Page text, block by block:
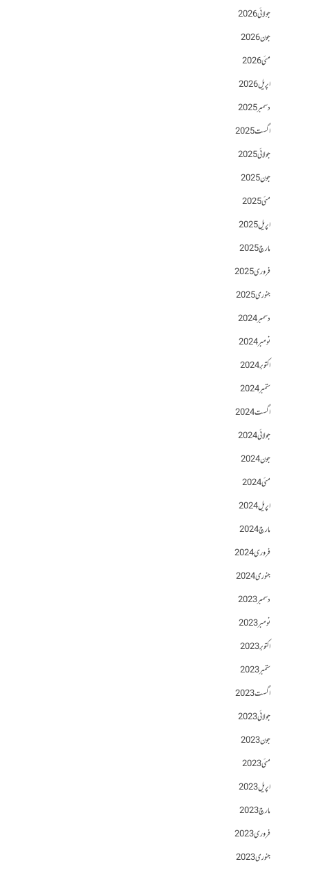
جولائی 2026
جون 2026
مئی 2026
اپریل 2026
دسمبر 2025
اگست 2025
جولائی 2025
جون 2025
مئی 2025
اپریل 2025
مارچ 2025
فروری 2025
جنوری 2025
دسمبر 2024
نومبر 2024
اکتوبر 2024
ستمبر 2024
اگست 2024
جولائی 2024
جون 2024
مئی 2024
اپریل 2024
مارچ 2024
فروری 2024
جنوری 2024
دسمبر 2023
نومبر 2023
اکتوبر 2023
ستمبر 2023
اگست 2023
جولائی 2023
جون 2023
مئی 2023
اپریل 2023
مارچ 2023
فروری 2023
جنوری 2023